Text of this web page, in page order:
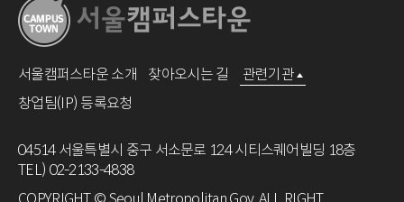
서울캠퍼스타운 소개 찾아오시는 길
관련기관
창업팀(IP) 등록요청
04514 서울특별시 중구 서소문로 124 시티스퀘어빌딩 18층
TEL) 02-2133-4838